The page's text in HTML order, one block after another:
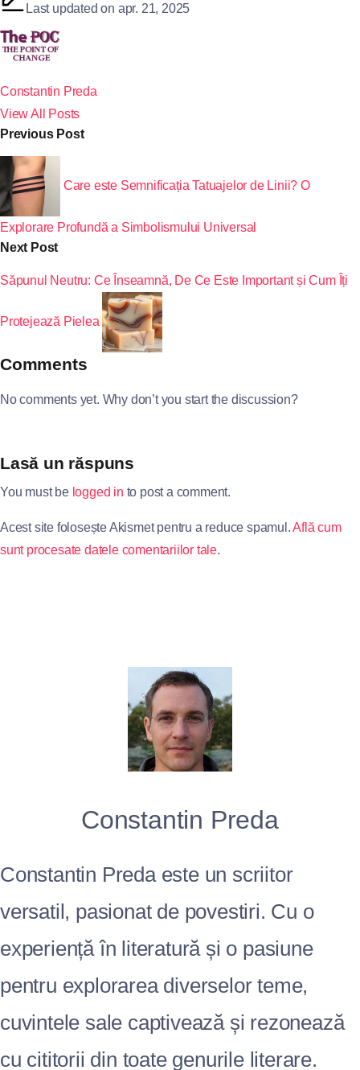
Last updated on apr. 21, 2025
Constantin Preda
View All Posts
Previous Post
Care este Semnificația Tatuajelor de Linii? O
Explorare Profundă a Simbolismului Universal
Next Post
Săpunul Neutru: Ce Înseamnă, De Ce Este Important și Cum Îți
Protejează Pielea
Comments
No comments yet. Why don’t you start the discussion?
Lasă un răspuns
You must be logged in to post a comment.
Acest site folosește Akismet pentru a reduce spamul.Află cum
sunt procesate datele comentariilor tale.
Constantin Preda
Constantin Preda este un scriitor
versatil, pasionat de povestiri. Cu o
experiență în literatură și o pasiune
pentru explorarea diverselor teme,
cuvintele sale captivează și rezonează
cu cititorii din toate genurile literare.